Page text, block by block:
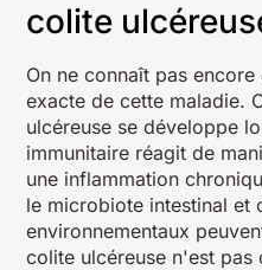
colite
On ne connaît pas
exacte de cette maladie.
ulcéreuse se développe
immunitaire réagit de
une inflammation
le microbiote intestinal et
environnementaux
colite ulcéreuse n'est pas